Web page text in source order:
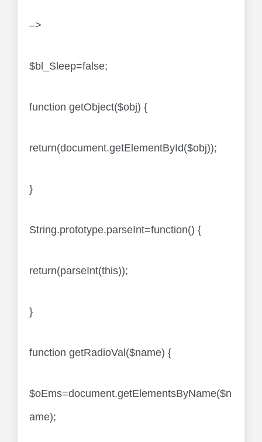
–>
$bl_Sleep=false;
function getObject($obj) {
return(document.getElementById($obj));
}
String.prototype.parseInt=function() {
return(parseInt(this));
}
function getRadioVal($name) {
$oEms=document.getElementsByName($n
ame);